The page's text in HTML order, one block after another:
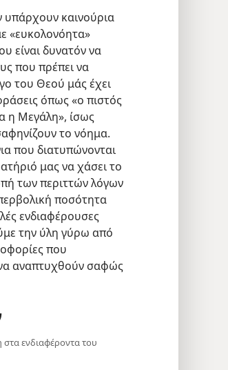
υπάρχουν καινούρια
«ευκολονόητα»
είναι δυνατόν να
που πρέπει να
του Θεού μάς έχει
όπως «ο πιστός
η Μεγάλη», ίσως
το νόημα.
που διατυπώνονται
μας να χάσει το
των περιττών λόγων
ποσότητα
ενδιαφέρουσες
την ύλη γύρω από
που
αναπτυχθούν σαφώς
ενδιαφέροντα του